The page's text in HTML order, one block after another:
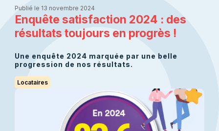
Publié le 13 novembre 2024
Enquête satisfaction 2024 : des
résultats toujours en progrès !
Une enquête 2024 marquée par une belle
progression de nos résultats.
Locataires